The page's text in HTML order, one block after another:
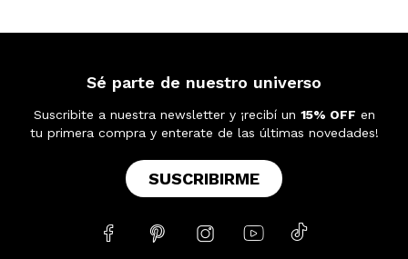
Sé parte de nuestro universo
Suscribite a nuestra newsletter y ¡recibí un 15% OFF en
tu primera compra y enterate de las últimas novedades!
SUSCRIBIRME
    